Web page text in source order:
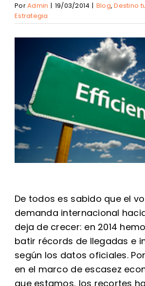
PorAdmin | 19/03/2014 | Blog,Destino
Estrategia
Larger
Image
De todos es sabido que el
demanda internacional
deja de crecer: en 2014
batir récords de llegadas e
según los datos oficiales.
en el marco de escasez
que estamos, los recortes